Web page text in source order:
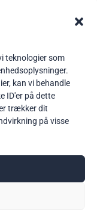
teknologier som
kan vi behandle
ID'er på dette
trækker dit
på visse